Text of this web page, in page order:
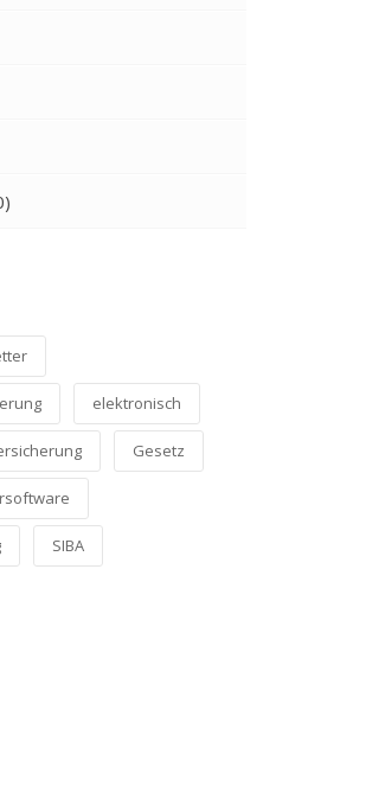
elektronisch
Gesetz
SIBA